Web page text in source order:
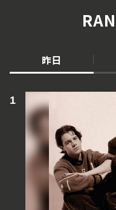
昨日